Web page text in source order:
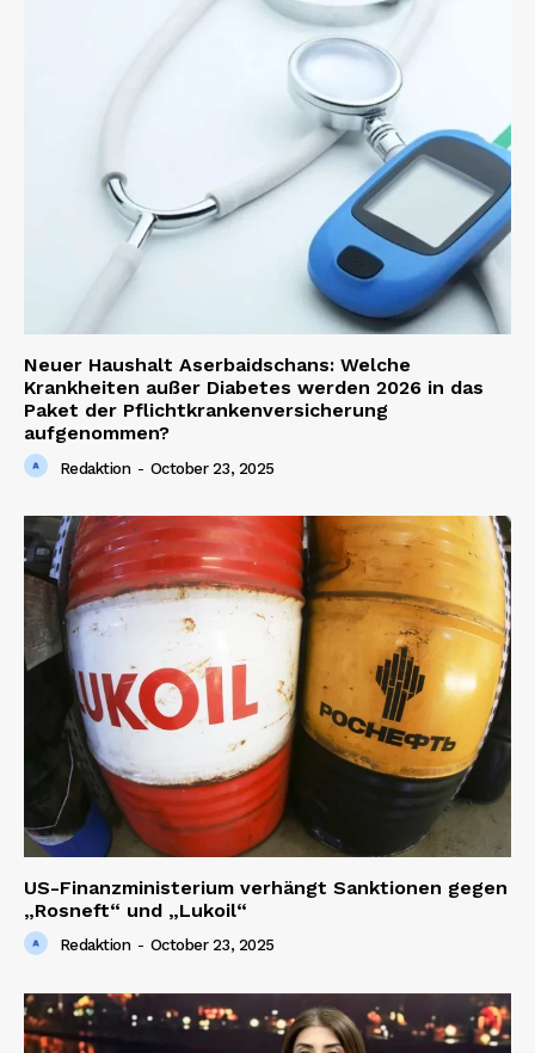
News Week
Magazine PRO
SUBSCRIBE NOW
Neuer Haushalt Aserbaidschans: Welche
Krankheiten außer Diabetes werden 2026 in das
Paket der Pflichtkrankenversicherung
aufgenommen?
Redaktion - October 23, 2025
US-Finanzministerium verhängt Sanktionen gegen
„Rosneft“ und „Lukoil“
Redaktion - October 23, 2025